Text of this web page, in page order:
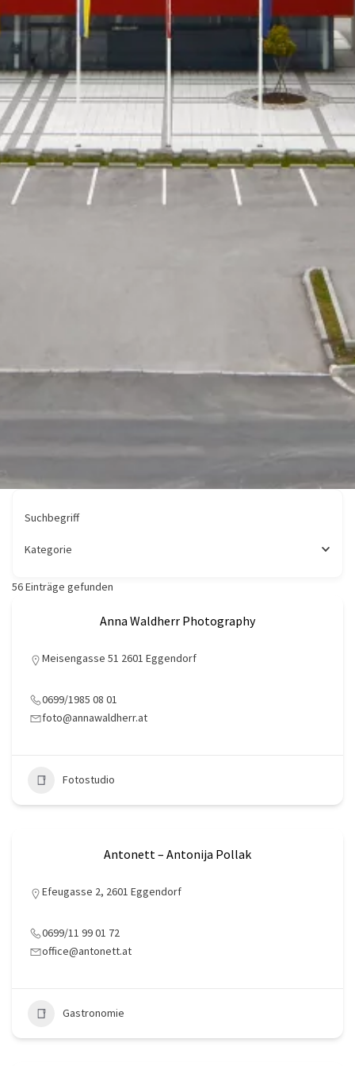
Suchbegriff
Kategorie
56Einträge gefunden
Anna Waldherr Photography
Meisengasse 51 2601 Eggendorf
0699/1985 08 01
foto@annawaldherr.at
Fotostudio
Antonett – Antonija Pollak
Efeugasse 2, 2601 Eggendorf
0699/11 99 01 72
office@antonett.at
Gastronomie